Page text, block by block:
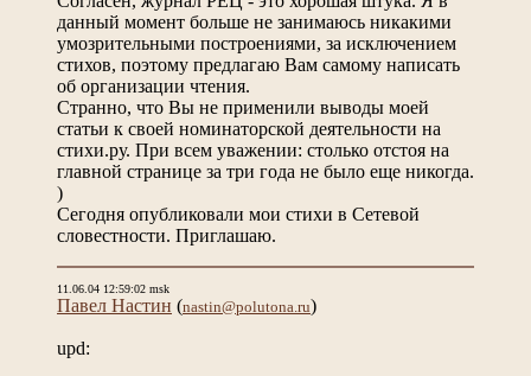
данный момент больше не занимаюсь никакими
умозрительными построениями, за исключением
стихов, поэтому предлагаю Вам самому написать
об организации чтения.
Странно, что Вы не применили выводы моей
статьи к своей номинаторской деятельности на
стихи.ру. При всем уважении: столько отстоя на
главной странице за три года не было еще никогда.
)
Сегодня опубликовали мои стихи в Сетевой
словестности. Приглашаю.
11.06.04 12:59:02 msk
Павел Настин (nastin@polutona.ru)
upd: